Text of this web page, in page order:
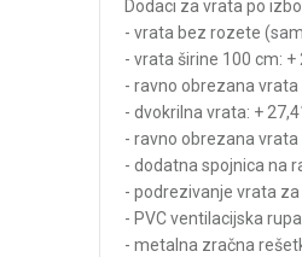
Dodaci za vrata po
- vrata bez rozete
- vrata širine 100 cm: +
- ravno obrezana
- dvokrilna vrata: +
- ravno obrezana
- dodatna spojnica na
- podrezivanje vrata za
- PVC ventilacijska
- metalna zračna